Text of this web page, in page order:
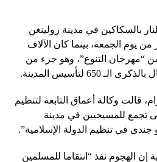
بالسكاكين في مدينة زولينغن
يوم الجمعة، بينما كان الآلاف
“مهرجان التنوع”، وهو جزء من
لتأسيس المدينة.
قالت وكالة أعماق التابعة لتنظيم
تجمع للمسيحيين في مدينة
في تنظيم الدولة الإسلامية”.
إن الهجوم نفذ “انتقاما للمسلمين